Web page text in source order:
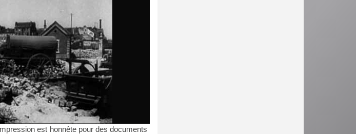
est honnête pour des documents